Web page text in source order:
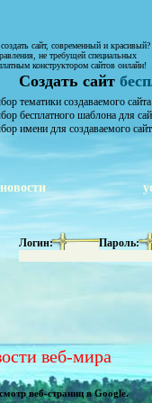
сайт, современный и красивый?
не требущей специальных
конструктором сайтов онлайн!
Создать сайт
тематики создаваемого сайта
бесплатного шаблона для
имени для создаваемого
новости
Логин: Пароль:
веб-мира
веб-страниц в Google.